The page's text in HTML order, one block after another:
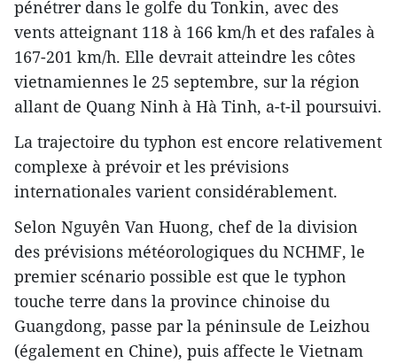
pénétrer dans le golfe du Tonkin, avec des
vents atteignant 118 à 166 km/h et des rafales à
167-201 km/h. Elle devrait atteindre les côtes
vietnamiennes le 25 septembre, sur la région
allant de Quang Ninh à Hà Tinh, a-t-il poursuivi.
La trajectoire du typhon est encore relativement
complexe à prévoir et les prévisions
internationales varient considérablement.
Selon Nguyên Van Huong, chef de la division
des prévisions météorologiques du NCHMF, le
premier scénario possible est que le typhon
touche terre dans la province chinoise du
Guangdong, passe par la péninsule de Leizhou
(également en Chine), puis affecte le Vietnam